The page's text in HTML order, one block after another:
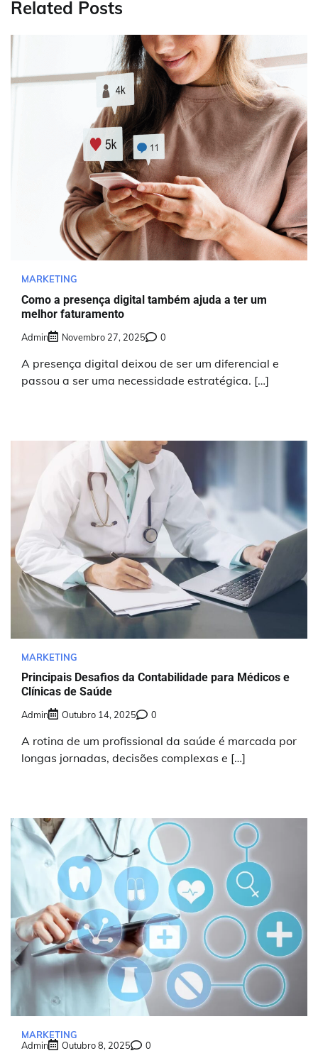
Related Posts
MARKETING
Como a presença digital também ajuda a ter um
melhor faturamento
Admin Novembro 27, 2025 0
A presença digital deixou de ser um diferencial e
passou a ser uma necessidade estratégica. […]
MARKETING
Principais Desafios da Contabilidade para Médicos e
Clínicas de Saúde
Admin Outubro 14, 2025 0
A rotina de um profissional da saúde é marcada por
longas jornadas, decisões complexas e […]
MARKETING
Admin
Outubro 8, 2025 0